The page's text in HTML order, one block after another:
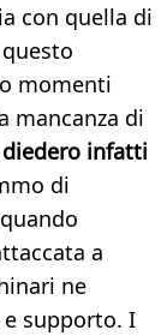
con quella di
momenti
mancanza di
infatti
di
a
ne
e supporto. I